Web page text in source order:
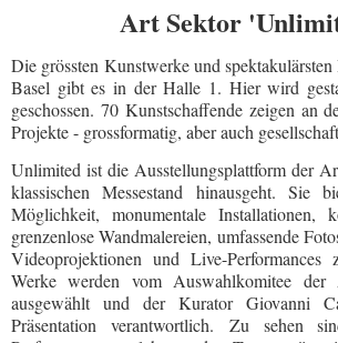
Art Sektor
Die grössten Kunstwerke und
Basel gibt es in der Halle 1. Hier wird
geschossen. 70 Kunstschaffende zeigen an
Projekte - grossformatig, aber auch
Unlimited ist die Ausstellungsplattform der
klassischen Messestand hinausgeht. Sie
Möglichkeit, monumentale Installationen,
grenzenlose Wandmalereien, umfassende
Videoprojektionen und Live-Performances
Werke werden vom Auswahlkomitee
ausgewählt und der Kurator Giovanni
Präsentation verantwortlich. Zu sehen